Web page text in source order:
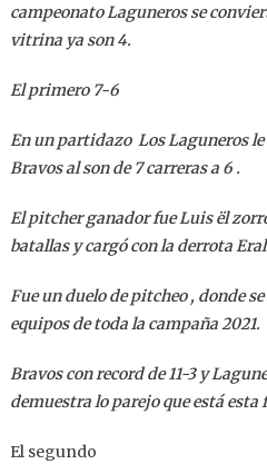
campeonato Laguneros se
vitrina ya son 4.
El primero 7-6
En un partidazo Los Laguneros
Bravos al son de 7 carreras a 6 .
El pitcher ganador fue Luis ël
batallas y cargó con la derrota
Fue un duelo de pitcheo , donde
equipos de toda la campaña 2021.
Bravos con record de 11-3 y
demuestra lo parejo que está esta
El segundo